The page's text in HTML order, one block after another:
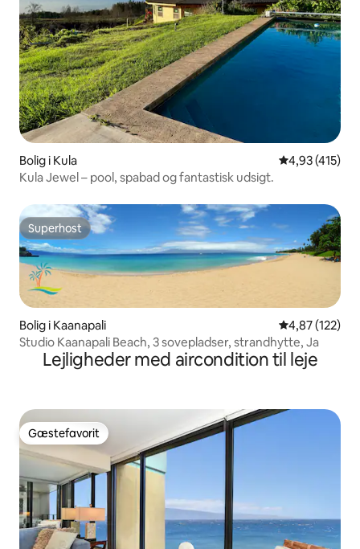
Bolig i Kula 4,93 ud af 5 i
4,93 (415)
Kula Jewel – pool, spabad og fantastisk udsigt.
Superhost
Superhost
Bolig i Kaanapali 4,87 ud af 5 i
4,87 (122)
Studio Kaanapali Beach, 3 sovepladser, strandhytte, Ja
Lejligheder med aircondition til leje
Gæstefavorit
Gæstefavorit